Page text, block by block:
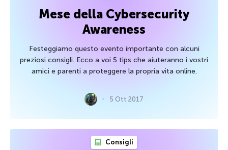
Mese della Cybersecurity
Awareness
Festeggiamo questo evento importante con alcuni
preziosi consigli. Ecco a voi 5 tips che aiuteranno i vostri
amici e parenti a proteggere la propria vita online.
5 Ott 2017
Consigli